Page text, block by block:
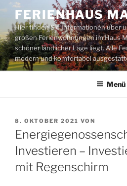
Zum
Inhalt
springen
FERIENHAUS
Hier finden Sie Informationen über
großen Ferienwohnungen im Haus
schöner ländlicher Lage liegt. Alle
modern und komfortabel
Menü
VERÖFFENTLICHT
AM
8. OKTOBER 2021 VON
Investieren –
mit Regenschirm